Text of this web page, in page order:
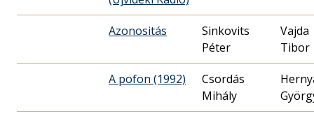
Azonositás
Sinkovits
Péter
Vajda
Tibor
A pofon (1992)
Csordás
Mihály